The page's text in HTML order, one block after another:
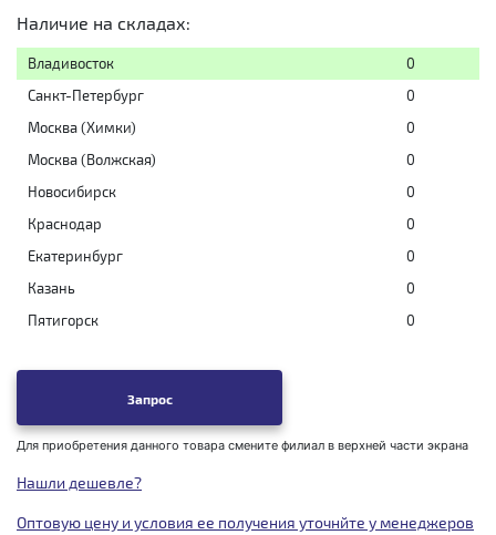
Наличие на складах:
Владивосток
0
Санкт-Петербург
0
Москва (Химки)
0
Москва (Волжская)
0
Новосибирск
0
Краснодар
0
Екатеринбург
0
Казань
0
Пятигорск
0
Запрос
Для приобретения данного товара смените филиал в верхней части экрана
Нашли дешевле?
Оптовую цену и условия ее получения уточнйте у менеджеров